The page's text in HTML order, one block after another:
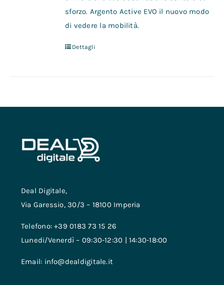
sforzo. Argento Active EVO il nuovo modo
di vedere la mobilità.
Dettagli
Deal Digitale,
Via Garessio, 30/3 – 18100 Imperia
Telefono: +39 0183 73 15 26
Lunedi/Venerdì – 09:30-12:30 | 14:30-18:00
Email: info@dealdigitale.it